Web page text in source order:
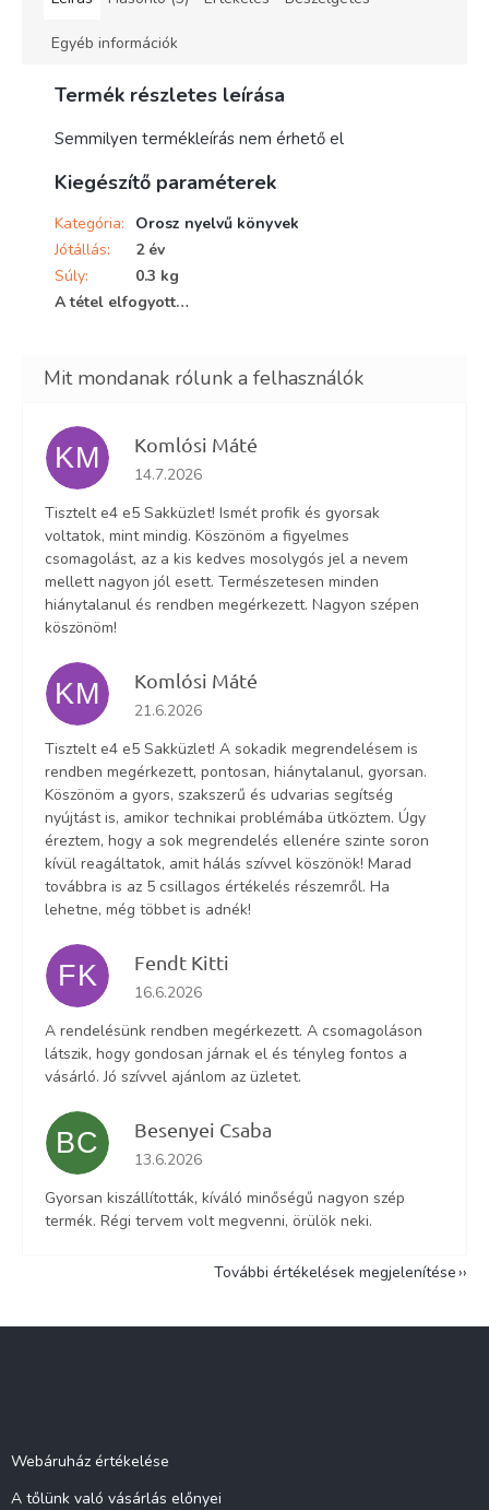
Egyéb információk
Termék részletes leírása
Semmilyen termékleírás nem érhető el
Kiegészítő paraméterek
Kategória:
Orosz nyelvű könyvek
Jótállás:
2 év
Súly:
0.3 kg
A tétel elfogyott…
KM Komlósi Máté
Az áruház értékelése 5-ből 5 csillag.
14.7.2026
Tisztelt e4 e5 Sakküzlet! Ismét profik és gyorsak
voltatok, mint mindig. Köszönöm a figyelmes
csomagolást, az a kis kedves mosolygós jel a nevem
mellett nagyon jól esett. Természetesen minden
hiánytalanul és rendben megérkezett. Nagyon szépen
köszönöm!
KM Komlósi Máté
Az áruház értékelése 5-ből 5 csillag.
21.6.2026
Tisztelt e4 e5 Sakküzlet! A sokadik megrendelésem is
rendben megérkezett, pontosan, hiánytalanul, gyorsan.
Köszönöm a gyors, szakszerű és udvarias segítség
nyújtást is, amikor technikai problémába ütköztem. Úgy
éreztem, hogy a sok megrendelés ellenére szinte soron
kívül reagáltatok, amit hálás szívvel köszönök! Marad
továbbra is az 5 csillagos értékelés részemről. Ha
lehetne, még többet is adnék!
FK Fendt Kitti
Az áruház értékelése 5-ből 5 csillag.
16.6.2026
A rendelésünk rendben megérkezett. A csomagoláson
látszik, hogy gondosan járnak el és tényleg fontos a
vásárló. Jó szívvel ajánlom az üzletet.
BC Besenyei Csaba
Az áruház értékelése 5-ből 5 csillag.
13.6.2026
Gyorsan kiszállították, kíváló minőségű nagyon szép
termék. Régi tervem volt megvenni, örülök neki.
További értékelések megjelenítése
Webáruház értékelése
A tőlünk való vásárlás előnyei